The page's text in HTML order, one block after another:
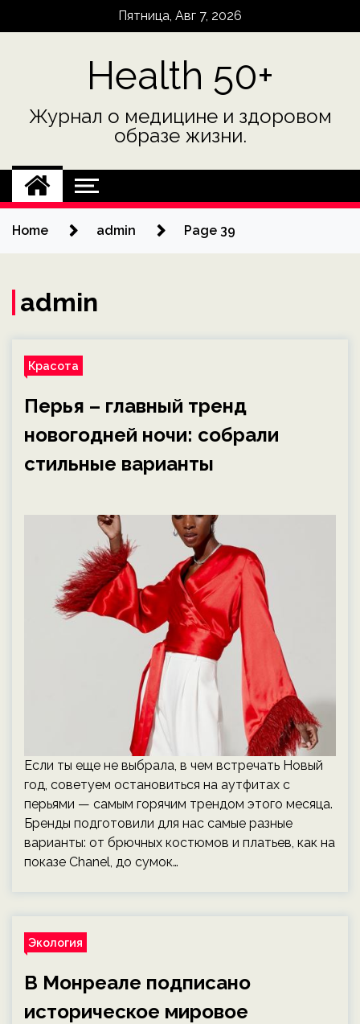
Пятница, Авг 7, 2026
Health 50+
Журнал о медицине и здоровом
образе жизни.
Home admin Page 39
admin
Красота
Перья – главный тренд
новогодней ночи: собрали
стильные варианты
Если ты еще не выбрала, в чем встречать Новый
год, советуем остановиться на аутфитах с
перьями — самым горячим трендом этого месяца.
Бренды подготовили для нас самые разные
варианты: от брючных костюмов и платьев, как на
показе Chanel, до сумок…
Экология
В Монреале подписано
историческое мировое